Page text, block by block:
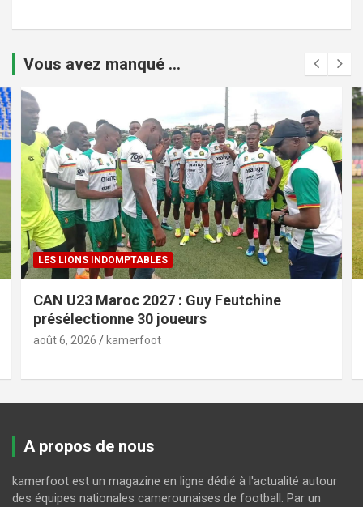
Vous avez manqué ...
LES LIONS INDOMPTABLES
CAN U23 Maroc 2027 : Guy Feutchine
présélectionne 30 joueurs
août 6, 2026 kamerfoot
A propos de nous
kamerfoot est un magazine en ligne dédié à l'actualité autour
des équipes nationales camerounaises de football. Par un